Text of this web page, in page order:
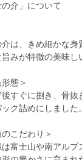
の介」について
は、きめ細かな身
みが特徴の美味し
態＞
すぐに捌き、骨抜
ク詰めにしました
のこだわり＞
富士山や南アルプ